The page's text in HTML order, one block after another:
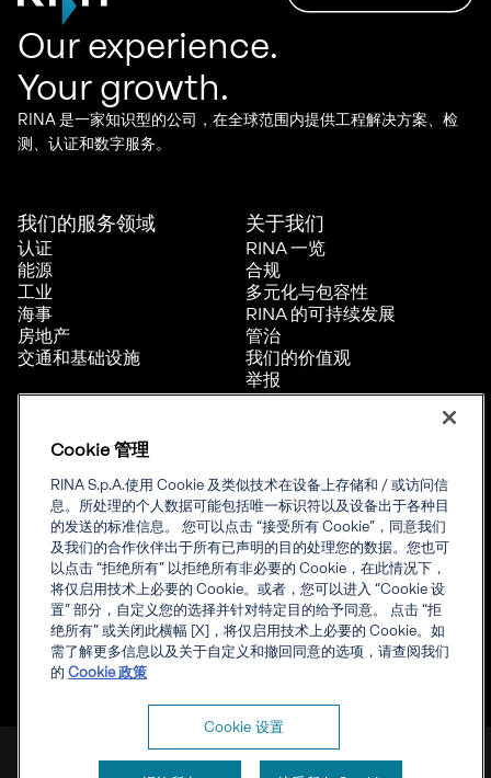
Our experience.
Your growth.
RINA 是一家知识型的公司，在全球范围内提供工程解决方案、检
测、认证和数字服务。
我们的服务领域
认证
能源
工业
海事
房地产
交通和基础设施
关于我们​
RINA 一览
合规
多元化与包容性
RINA 的可持续发展
管治
我们的价值观
举报
职业
认证证书查询
价格政策
RINA认证通用规则
证书样张
认证证书和标志使用
暂停、撤销状态信息发布
RINA 资格认可
CNCA批准
海事信息通知汇编
公司信息
网站隐私声明
Cookie 管理
RINA S.p.A. 增值税号 IT 03794120109
Cookie 管理
RINA S.p.A.使用 Cookie 及类似技术在设备上存储和 / 或访问信
息。所处理的个人数据可能包括唯一标识符以及设备出于各种目
的发送的标准信息。 您可以点击 “接受所有 Cookie”，同意我们
及我们的合作伙伴出于所有已声明的目的处理您的数据。您也可
以点击 “拒绝所有” 以拒绝所有非必要的 Cookie，在此情况下，
将仅启用技术上必要的 Cookie。或者，您可以进入 “Cookie 设
置” 部分，自定义您的选择并针对特定目的给予同意。 点击 “拒
绝所有” 或关闭此横幅 [X]，将仅启用技术上必要的 Cookie。如
需了解更多信息以及关于自定义和撤回同意的选项，请查阅我们
的 Cookie 政策
Cookie 设置